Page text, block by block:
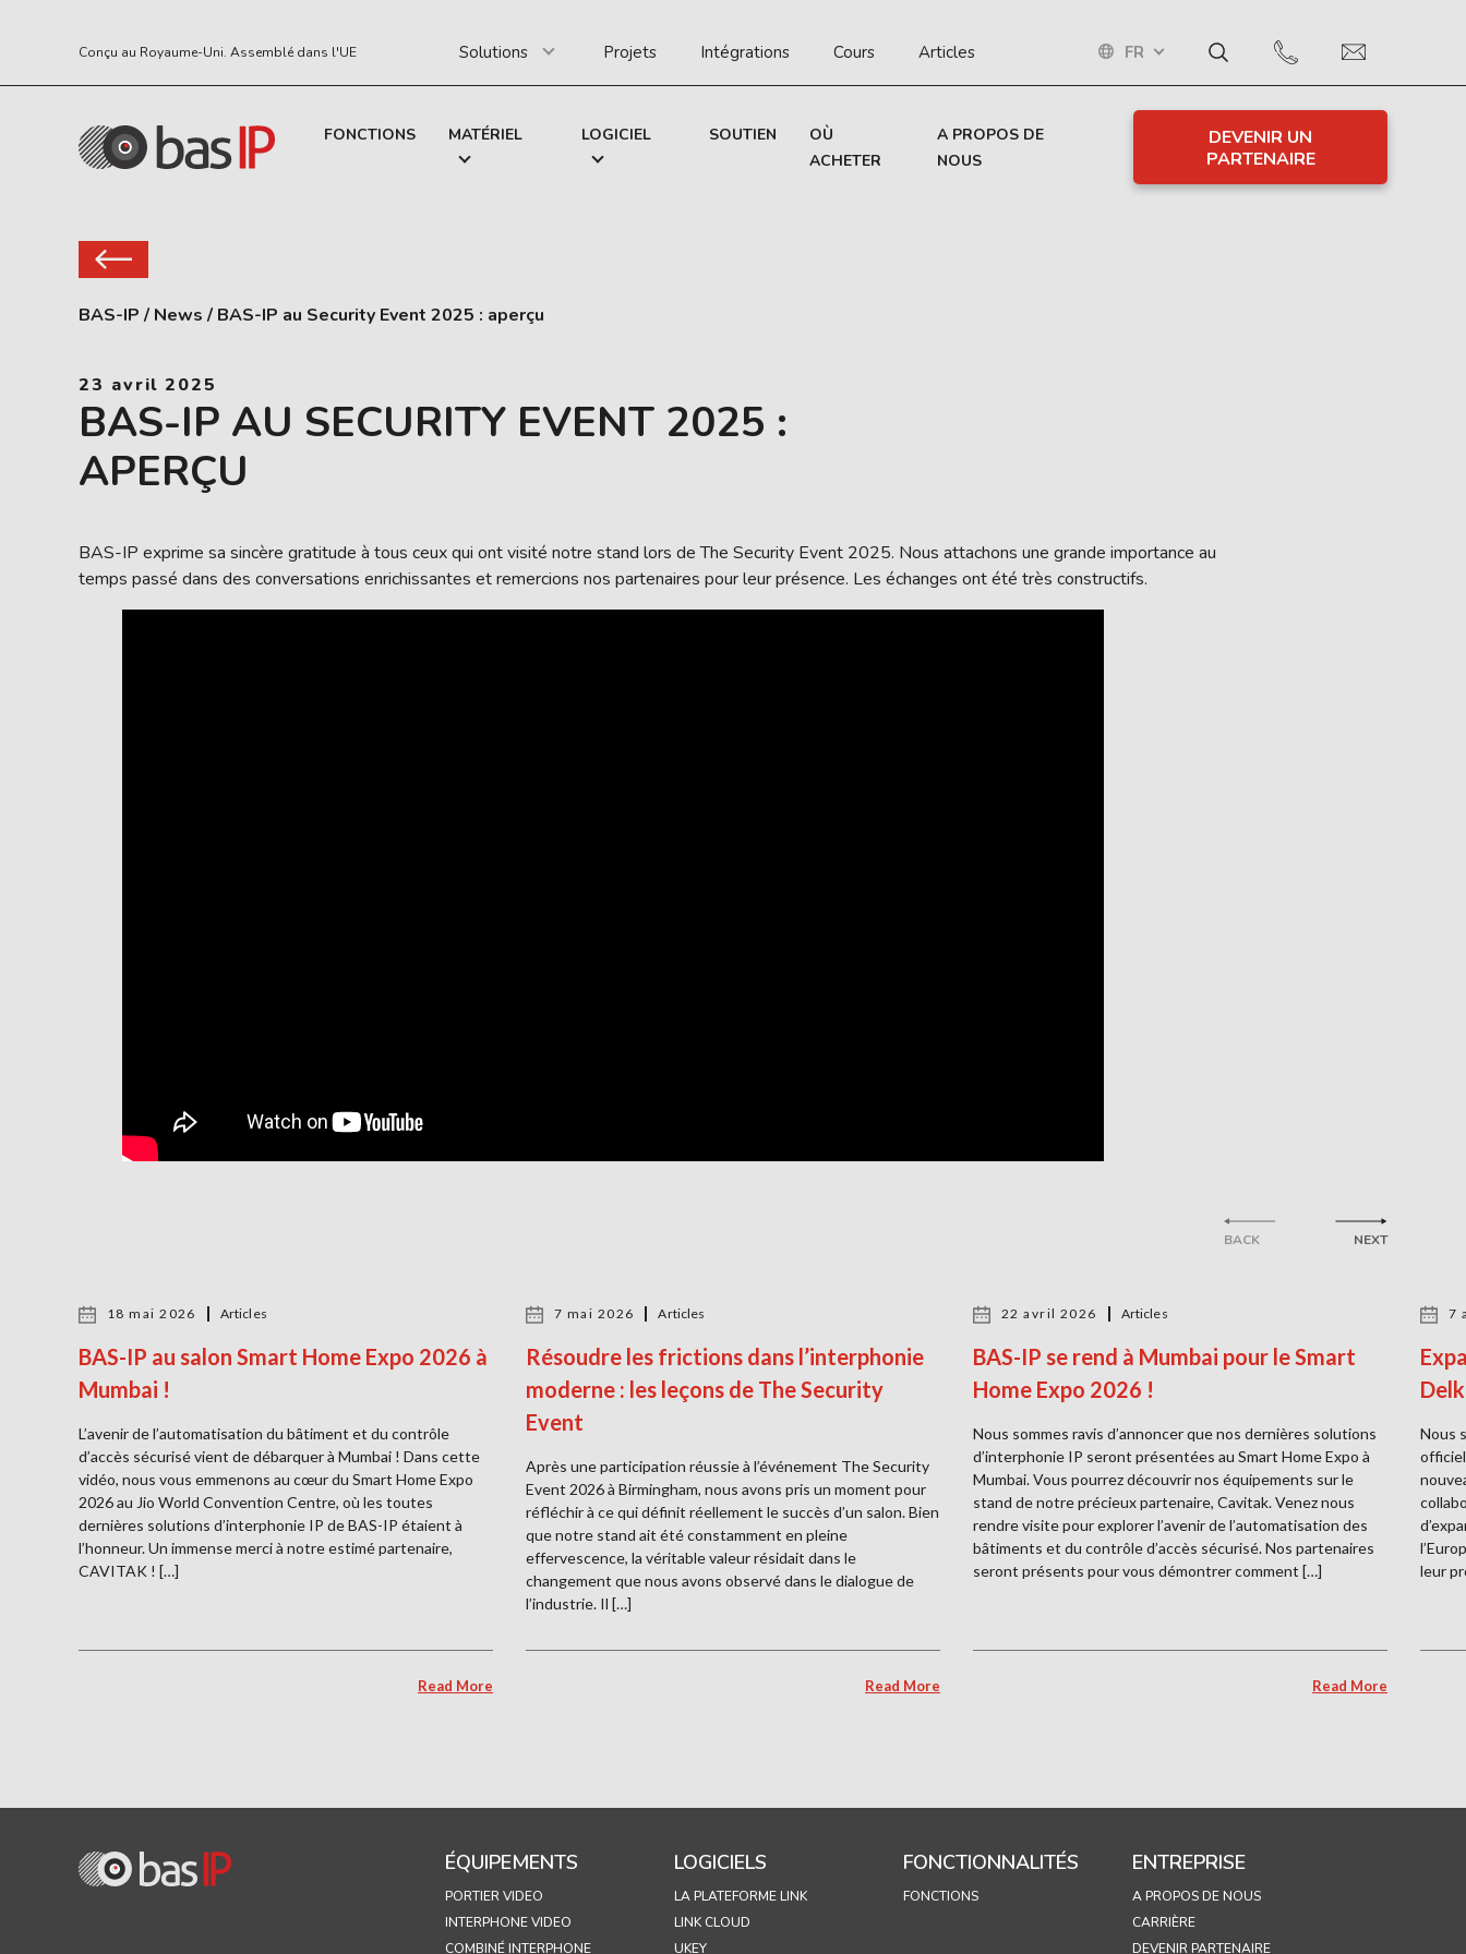
Conçu au Royaume-Uni. Assemblé dans l'UE Solutions Projets Intégrations Cours Articles FR
FONCTIONS MATÉRIEL LOGICIEL SOUTIEN
OÙ
ACHETER
A PROPOS DE
NOUS
DEVENIR UN
PARTENAIRE
BAS-IP / News / BAS-IP au Security Event 2025 : aperçu
23 avril 2025
BAS-IP AU SECURITY EVENT 2025 :
APERÇU
BAS-IP exprime sa sincère gratitude à tous ceux qui ont visité notre stand lors de The Security Event 2025. Nous attachons une grande importance au
temps passé dans des conversations enrichissantes et remercions nos partenaires pour leur présence. Les échanges ont été très constructifs.
BACK
18 mai 2026 Articles
BAS-IP au salon Smart Home Expo 2026 à
Mumbai !
L’avenir de l’automatisation du bâtiment et du contrôle
d’accès sécurisé vient de débarquer à Mumbai ! Dans cette
vidéo, nous vous emmenons au cœur du Smart Home Expo
2026 au Jio World Convention Centre, où les toutes
dernières solutions d’interphonie IP de BAS-IP étaient à
l’honneur. Un immense merci à notre estimé partenaire,
CAVITAK ! […]
Read More
7 mai 2026 Articles
Résoudre les frictions dans l’interphonie
moderne : les leçons de The Security
Event
Après une participation réussie à l’événement The Security
Event 2026 à Birmingham, nous avons pris un moment pour
réfléchir à ce qui définit réellement le succès d’un salon. Bien
que notre stand ait été constamment en pleine
effervescence, la véritable valeur résidait dans le
changement que nous avons observé dans le dialogue de
l’industrie. Il […]
Read More
22 avril 2026 Articles
BAS-IP se rend à Mumbai pour le Smart
Home Expo 2026 !
Nous sommes ravis d’annoncer que nos dernières solutions
d’interphonie IP seront présentées au Smart Home Expo à
Mumbai. Vous pourrez découvrir nos équipements sur le
stand de notre précieux partenaire, Cavitak. Venez nous
rendre visite pour explorer l’avenir de l’automatisation des
bâtiments et du contrôle d’accès sécurisé. Nos partenaires
seront présents pour vous démontrer comment […]
Read More
7
Nous
leur
NEXT
ÉQUIPEMENTS
PORTIER VIDEO
INTERPHONE VIDEO
COMBINÉ INTERPHONE
LOGICIELS
LA PLATEFORME LINK
LINK CLOUD
UKEY
FONCTIONNALITÉS
FONCTIONS
ENTREPRISE
A PROPOS DE NOUS
CARRIÈRE
DEVENIR PARTENAIRE